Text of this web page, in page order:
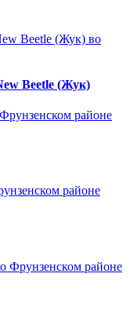
Beetle (Жук)